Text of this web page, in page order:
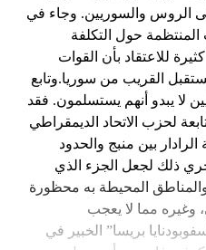
الروس والسوريين. وجاء في
حول التكلفة
للاعتقاد بأن القوات
القريب من سوريا.وتابع
لا يبدو أنهم يستسلمون. فقد
لحزب الاتحاد الديمقراطي
بين منبج والحدود
ذلك لجعل الجزء الذي
المحيطة به محظورة
وغيره مما لا يعجب
بريسا” الخبير في